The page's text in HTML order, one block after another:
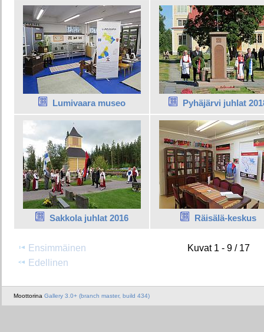
Lumivaara museo Pyhäjärvi juhlat
Sakkola juhlat 2016 Räisälä-keskus
Ensimmäinen
Edellinen
Kuvat 1 - 9 / 17
Moottorina Gallery 3.0+ (branch master, build 434)